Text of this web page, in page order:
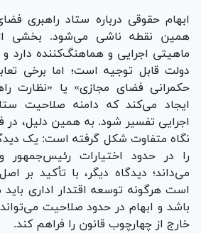
ابهام حقوقی درباره ستاد راهبری
همین نقطه ناشی می‌شود. بخشی
ماهیتی اجرایی و هماهنگ‌کننده دارد
دولت قابل توجیه است؛ اما برخی
حکمرانی فضای مجازی» یا «نظارت
ایجاد می‌کند که دامنه صلاحیت
اجرایی تفسیر شود. به همین دلیل،
نگاه متفاوت شکل گرفته است: یک
را در حدود اختیارات رئیس‌جمهور
می‌داند؛ دیدگاه دیگر، با تأکید بر
است هرگونه توسعه اقتدار اداری
باشد و ابهام در حدود صلاحیت
خارج از چهارچوب قانون را فراهم کند.